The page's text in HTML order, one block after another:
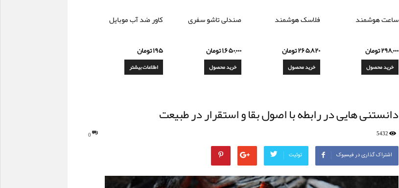
ساعت هوشمند
۲۹۸,۰۰۰تومان
خرید محصول
فلاسک هوشمند
۲۶۵,۸۲۰تومان
خرید محصول
صندلی تاشو سفری
۱,۶۵۰,۰۰۰تومان
خرید محصول
کاور ضد آب موبایل
۱۹۵تومان
اطلاعات بیشتر
دانستنی هایی در رابطه با اصول بقا و استقرار در طبیعت
0 5432
اشتراک گذاری در فیسبوک توئیت